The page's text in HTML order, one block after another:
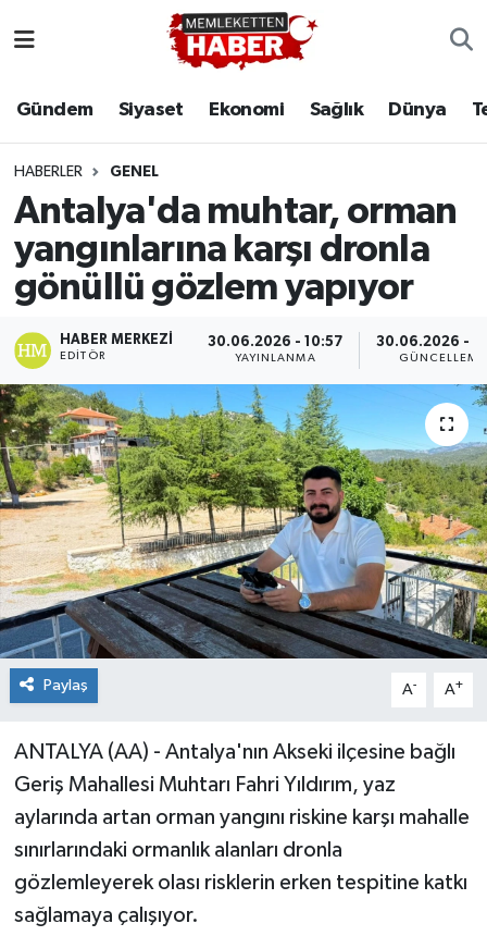
Gündem Siyaset Ekonomi Sağlık Dünya
HABERLER GENEL
Antalya'da muhtar, orman
yangınlarına karşı dronla
gönüllü gözlem yapıyor
HABER MERKEZI
EDITÖR
30.06.2026 - 10:57
YAYINLANMA
30.06.2026 -
GÜNCELLEME
Paylaş A- A+
ANTALYA (AA) - Antalya'nın Akseki ilçesine bağlı
Geriş Mahallesi Muhtarı Fahri Yıldırım, yaz
aylarında artan orman yangını riskine karşı mahalle
sınırlarındaki ormanlık alanları dronla
gözlemleyerek olası risklerin erken tespitine katkı
sağlamaya çalışıyor.